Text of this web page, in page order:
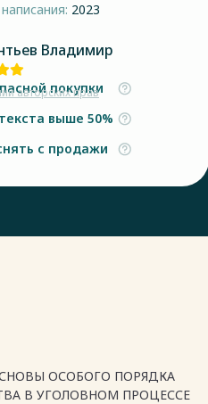
2023
Владимир
авторских прав
покупки
выше 50%
с продажи
ОСОБОГО ПОРЯДКА
В УГОЛОВНОМ ПРОЦЕССЕ